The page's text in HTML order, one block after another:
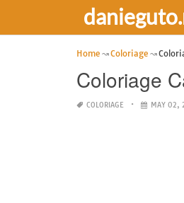
Home Coloriage
Coloriage
COLORIAGE MAY 02,